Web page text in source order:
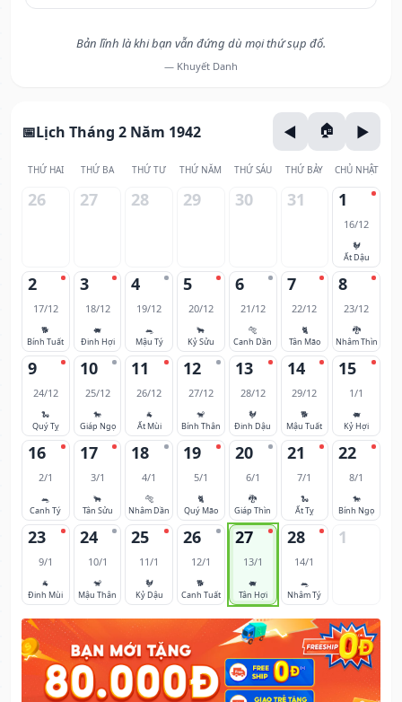
Bản lĩnh là khi bạn vẫn đứng dù mọi thứ sụp đổ.
— Khuyết Danh
Lịch Tháng 2 Năm 1942
THỨ HAI THỨ BA THỨ TƯ THỨ NĂM THỨ SÁU THỨ BẢY CHỦ NHẬT
26 27 28 29 30 31 1
16/12
🐓
Ất Dậu
2
17/12
🐕
Bính Tuất
3
18/12
🐖
Đinh Hợi
4
19/12
🐀
Mậu Tý
5
20/12
🐂
Kỷ Sửu
6
21/12
🐅
Canh Dần
7
22/12
🐈
Tân Mão
8
23/12
🐉
Nhâm Thìn
9
24/12
🐍
Quý Tỵ
10
25/12
🐎
Giáp Ngọ
11
26/12
🐐
Ất Mùi
12
27/12
🐒
Bính Thân
13
28/12
🐓
Đinh Dậu
14
29/12
🐕
Mậu Tuất
15
1/1
🐖
Kỷ Hợi
16
2/1
🐀
Canh Tý
17
3/1
🐂
Tân Sửu
18
4/1
🐅
Nhâm Dần
19
5/1
🐈
Quý Mão
20
6/1
🐉
Giáp Thìn
21
7/1
🐍
Ất Tỵ
22
8/1
🐎
Bính Ngọ
23
9/1
🐐
Đinh Mùi
24
10/1
🐒
Mậu Thân
25
11/1
🐓
Kỷ Dậu
26
12/1
🐕
Canh Tuất
27
13/1
🐖
Tân Hợi
28
14/1
🐀
Nhâm Tý
1